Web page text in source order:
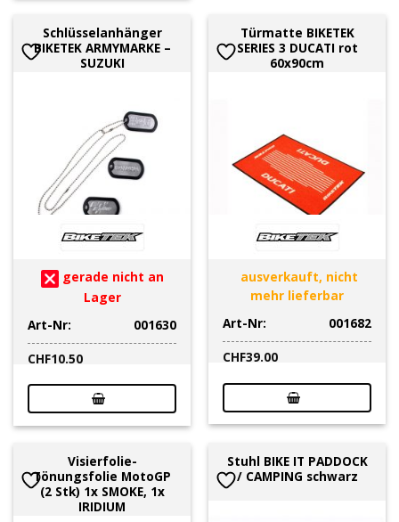
Schlüsselanhänger
BIKETEK ARMYMARKE –
SUZUKI
gerade nicht an
Lager
Art-Nr:
001630
CHF10.50
Türmatte BIKETEK
SERIES 3 DUCATI rot
60x90cm
ausverkauft, nicht
mehr lieferbar
Art-Nr:
001682
CHF39.00
Visierfolie-
Tönungsfolie MotoGP
(2 Stk) 1x SMOKE, 1x
IRIDIUM
Stuhl BIKE IT PADDOCK
/ CAMPING schwarz